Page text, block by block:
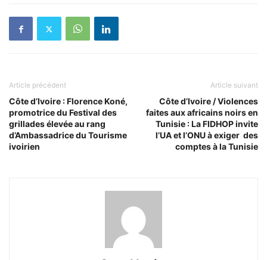
Article précédent
Côte d’Ivoire : Florence Koné,
promotrice du Festival des
grillades élevée au rang
d’Ambassadrice du Tourisme
ivoirien
Article suivant
Côte d’Ivoire / Violences
faites aux africains noirs en
Tunisie : La FIDHOP invite
l’UA et l’ONU à exiger des
comptes à la Tunisie